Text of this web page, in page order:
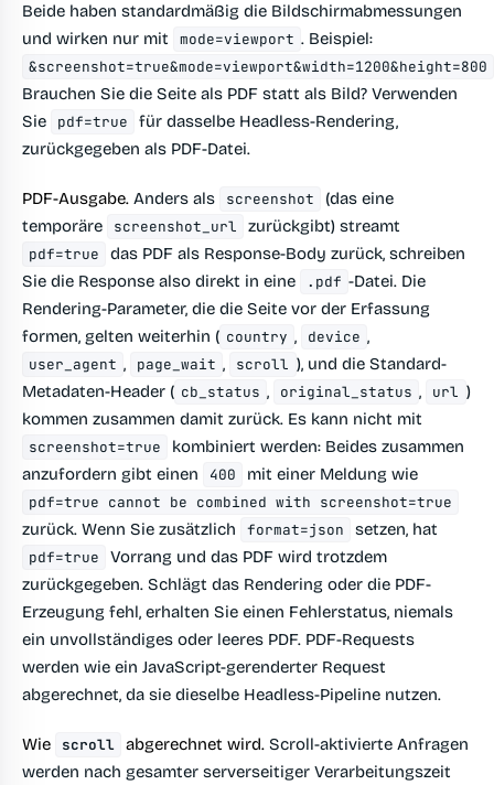
Beide haben standardmäßig die Bildschirmabmessungen
und wirken nur mit
mode=viewport . Beispiel:
&screenshot=true&mode=viewport&width=1200&height=800
Brauchen Sie die Seite als PDF statt als Bild? Verwenden
Sie
pdf=true
für dasselbe Headless-Rendering,
zurückgegeben als PDF-Datei.
PDF-Ausgabe. Anders als screenshot
(das eine
temporäre
screenshot_url zurückgibt) streamt
pdf=true
das PDF als Response-Body zurück, schreiben
Sie die Response also direkt in eine
.pdf -Datei. Die
Rendering-Parameter, die die Seite vor der Erfassung
formen, gelten weiterhin ( country , device ,
user_agent , page_wait , scroll ), und die Standard-
Metadaten-Header ( cb_status , original_status , url )
kommen zusammen damit zurück. Es kann nicht mit
screenshot=true
kombiniert werden: Beides zusammen
anzufordern gibt einen
400 mit einer Meldung wie
pdf=true cannot be combined with screenshot=true
zurück. Wenn Sie zusätzlich format=json setzen, hat
pdf=true
Vorrang und das PDF wird trotzdem
zurückgegeben. Schlägt das Rendering oder die PDF-
Erzeugung fehl, erhalten Sie einen Fehlerstatus, niemals
ein unvollständiges oder leeres PDF. PDF-Requests
werden wie ein JavaScript-gerenderter Request
abgerechnet, da sie dieselbe Headless-Pipeline nutzen.
Wie scroll abgerechnet wird. Scroll-aktivierte Anfragen
werden nach gesamter serverseitiger Verarbeitungszeit